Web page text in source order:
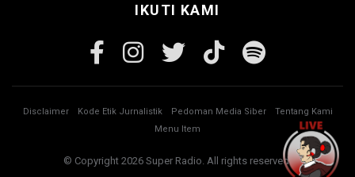
IKUTI KAMI
Disclaimer Kode Etik Jurnalistik Pedoman Media Siber
Tentang Kami
Menu Item
© Copyright 2026 Super Radio. All rights reserved.